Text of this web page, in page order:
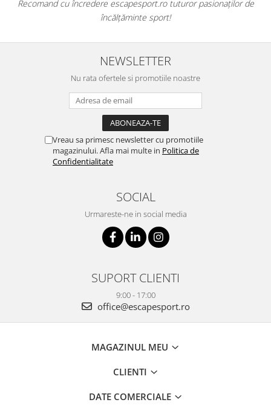
Recomand cu încredere escapesport.ro tuturor pasionaților de
încălțăminte sport!
NEWSLETTER
Nu rata ofertele si promotiile noastre
Vreau sa primesc newsletter cu promotiile
magazinului. Afla mai multe in Politica de
Confidentialitate
SOCIAL
Urmareste-ne in social media
SUPORT CLIENTI
9:00 - 17:00
office@escapesport.ro
MAGAZINUL MEU
CLIENTI
DATE COMERCIALE